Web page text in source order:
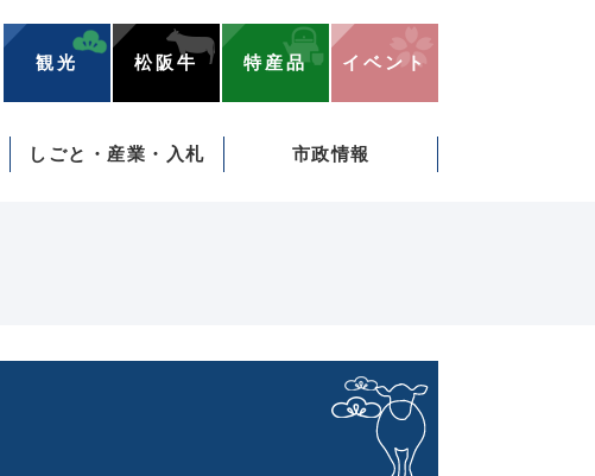
観光 松阪牛 特産品 イベント
しごと・産業・入札 市政情報